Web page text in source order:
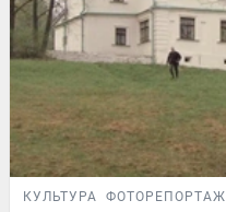
КУЛЬТУРА ФОТОРЕПОРТАЖ